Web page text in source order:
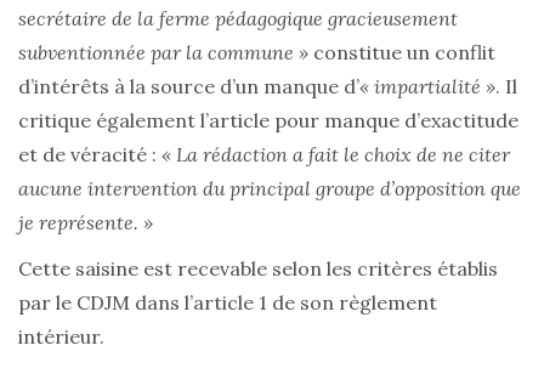
secrétaire de la ferme pédagogique gracieusement
subventionnée par la commune » constitue un conflit
d’intérêts à la source d’un manque d’« impartialité ». Il
critique également l’article pour manque d’exactitude
et de véracité : « La rédaction a fait le choix de ne citer
aucune intervention du principal groupe d’opposition que
je représente. »
Cette saisine est recevable selon les critères établis
par le CDJM dans l’article 1 de son règlement
intérieur.